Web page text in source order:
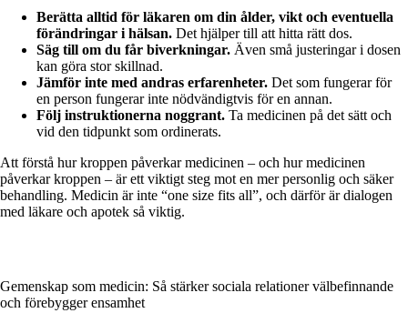
Berätta alltid för läkaren om din ålder, vikt och eventuella
förändringar i hälsan. Det hjälper till att hitta rätt dos.
Säg till om du får biverkningar. Även små justeringar i dosen
kan göra stor skillnad.
Jämför inte med andras erfarenheter. Det som fungerar för
en person fungerar inte nödvändigtvis för en annan.
Följ instruktionerna noggrant. Ta medicinen på det sätt och
vid den tidpunkt som ordinerats.
Att förstå hur kroppen påverkar medicinen – och hur medicinen
påverkar kroppen – är ett viktigt steg mot en mer personlig och säker
behandling. Medicin är inte “one size fits all”, och därför är dialogen
med läkare och apotek så viktig.
Gemenskap som medicin: Så stärker sociala relationer välbefinnande
och förebygger ensamhet